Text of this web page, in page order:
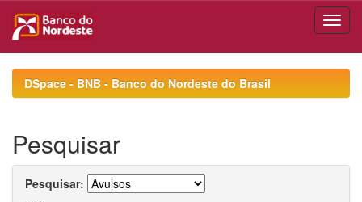
navigationDSpace - BNB - Banco do Nordeste do Brasil
Pesquisar
Pesquisar: